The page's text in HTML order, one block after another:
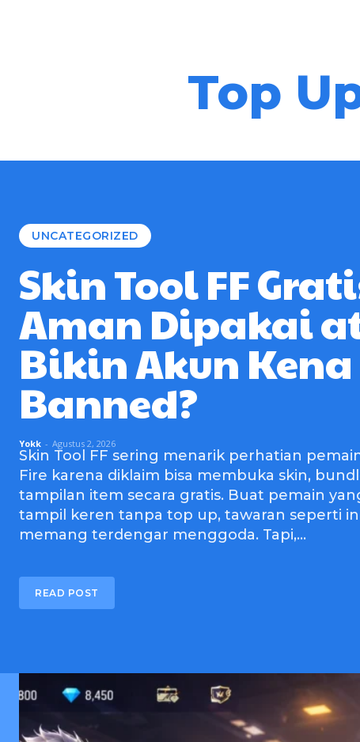
Top
UNCATEGORIZED
Skin Tool FF
Aman Dipakai
Bikin Akun Kena
Banned?
Yokk - Agustus 2, 2026
Skin Tool FF sering menarik perhatian
Fire karena diklaim bisa membuka skin,
tampilan item secara gratis. Buat pemain
tampil keren tanpa top up, tawaran seperti
memang terdengar menggoda. Tapi,...
READ POST